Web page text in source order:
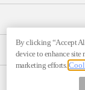
By clicking “Accept
device to enhance site
marketing efforts.